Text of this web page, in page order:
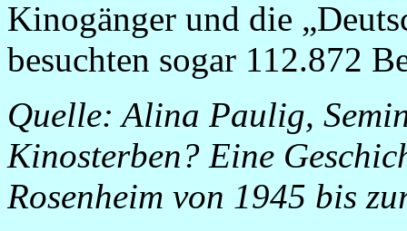
Kinogänger und die
besuchten sogar 112.872
Quelle: Alina Paulig,
Kinosterben? Eine
Rosenheim von 1945 bis